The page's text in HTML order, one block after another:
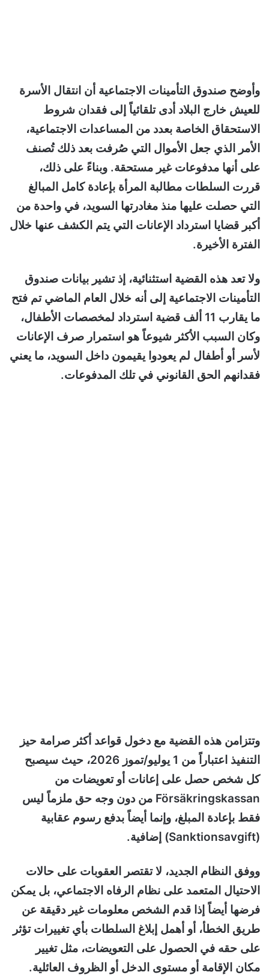
وأوضح صندوق التأمينات الاجتماعية أن انتقال الأسرة
للعيش خارج البلاد أدى تلقائياً إلى فقدان شروط
الاستحقاق الخاصة بعدد من المساعدات الاجتماعية،
الأمر الذي جعل الأموال التي صُرفت بعد ذلك تُصنف
على أنها مدفوعات غير مستحقة. وبناءً على ذلك،
قررت السلطات مطالبة المرأة بإعادة كامل المبالغ
التي حصلت عليها منذ مغادرتها السويد، في واحدة من
أكبر قضايا استرداد الإعانات التي يتم الكشف عنها خلال
الفترة الأخيرة.
ولا تعد هذه القضية استثنائية، إذ تشير بيانات صندوق
التأمينات الاجتماعية إلى أنه خلال العام الماضي تم فتح
ما يقارب 11 ألف قضية استرداد لمخصصات الأطفال،
وكان السبب الأكثر شيوعاً هو استمرار صرف الإعانات
لأسر أو أطفال لم يعودوا يقيمون داخل السويد، ما يعني
فقدانهم الحق القانوني في تلك المدفوعات.
وتتزامن هذه القضية مع دخول قواعد أكثر صرامة حيز
التنفيذ اعتباراً من 1 يوليو/تموز 2026، حيث سيصبح
كل شخص حصل على إعانات أو تعويضات من
Försäkringskassan من دون وجه حق ملزماً ليس
فقط بإعادة المبلغ، وإنما أيضاً بدفع رسوم عقابية
(Sanktionsavgift) إضافية.
ووفق النظام الجديد، لا تقتصر العقوبات على حالات
الاحتيال المتعمد على نظام الرفاه الاجتماعي، بل يمكن
فرضها أيضاً إذا قدم الشخص معلومات غير دقيقة عن
طريق الخطأ، أو أهمل إبلاغ السلطات بأي تغييرات تؤثر
على حقه في الحصول على التعويضات، مثل تغيير
مكان الإقامة أو مستوى الدخل أو الظروف العائلية.